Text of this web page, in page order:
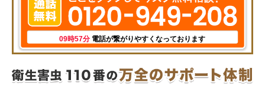
09時57分 電話が繋がりやすくなっております